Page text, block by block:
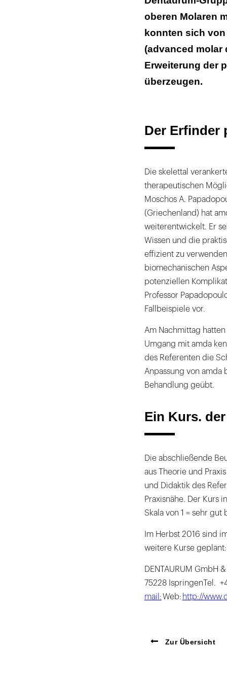
oberen Molaren
konnten sich
(advanced molar
Erweiterung der
überzeugen.
Der Erfinder
Die skelettal
therapeutischen
Moschos A.
(Griechenland) hat
weiterentwickelt. Er
Wissen und die
effizient zu
biomechanischen
potenziellen
Professor
Fallbeispiele vor.
Am Nachmittag
Umgang mit amda
des Referenten die
Anpassung von amda
Behandlung geübt.
Ein Kurs.
Die abschließende
aus Theorie und
und Didaktik des
Praxisnähe. Der Kurs
Skala von 1 = sehr
Im Herbst 2016 sind
weitere Kurse
DENTAURUM GmbH
75228 IspringenTel.
mail:Web: http://
Zur Übersicht